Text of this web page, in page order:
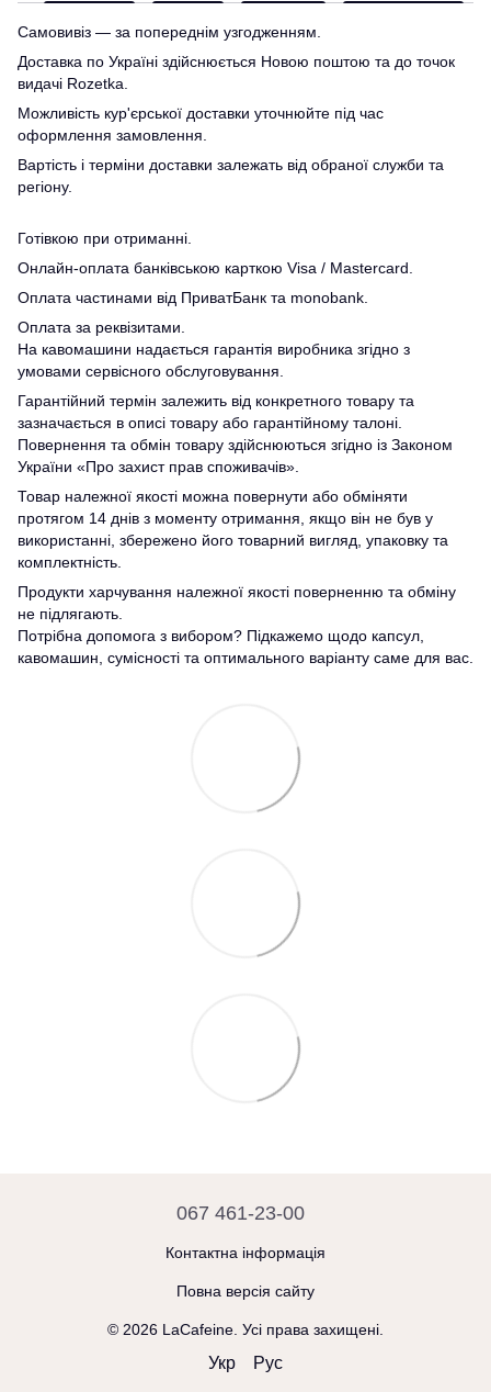
Самовивіз — за попереднім узгодженням.
Доставка по Україні здійснюється Новою поштою та до точок
видачі Rozetka.
Можливість кур'єрської доставки уточнюйте під час
оформлення замовлення.
Вартість і терміни доставки залежать від обраної служби та
регіону.
Готівкою при отриманні.
Онлайн-оплата банківською карткою Visa / Mastercard.
Оплата частинами від ПриватБанк та monobank.
Оплата за реквізитами.
На кавомашини надається гарантія виробника згідно з
умовами сервісного обслуговування.
Гарантійний термін залежить від конкретного товару та
зазначається в описі товару або гарантійному талоні.
Повернення та обмін товару здійснюються згідно із Законом
України «Про захист прав споживачів».
Товар належної якості можна повернути або обміняти
протягом 14 днів з моменту отримання, якщо він не був у
використанні, збережено його товарний вигляд, упаковку та
комплектність.
Продукти харчування належної якості поверненню та обміну
не підлягають.
Потрібна допомога з вибором? Підкажемо щодо капсул,
кавомашин, сумісності та оптимального варіанту саме для вас.
067 461-23-00
Контактна інформація
Повна версія сайту
© 2026 LaCafeine. Усі права захищені.
Укр Рус